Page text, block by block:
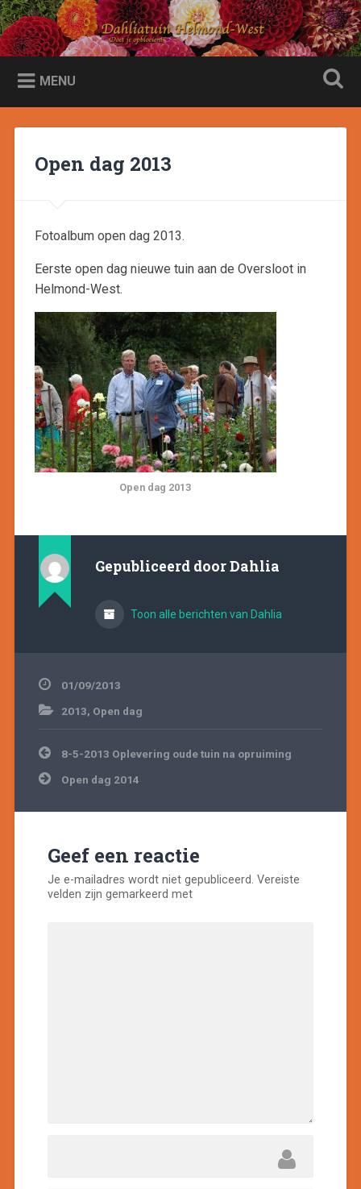
Naar
de
inhoud
springen
Zoeken
Dahliatuin Helmond-West
Doet je opbloeien
MENU
Open dag 2013
Fotoalbum open dag 2013.
Eerste open dag nieuwe tuin aan de Oversloot in
Helmond-West.
Open dag 2013
Gepubliceerd doorDahlia
Toon alle berichten van Dahlia
01/09/2013
2013, Open dag
Bericht
navigatie
8-5-2013 Oplevering oude tuin na opruiming
Open dag 2014
Geef een reactie
Je e-mailadres wordt niet gepubliceerd. Vereiste
velden zijn gemarkeerd met